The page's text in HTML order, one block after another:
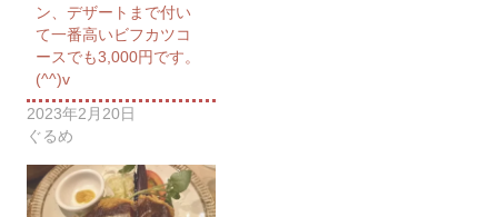
ン、デザートまで付い
て一番高いビフカツコ
ースでも3,000円です。
(^^)v
2023年2月20日
ぐるめ